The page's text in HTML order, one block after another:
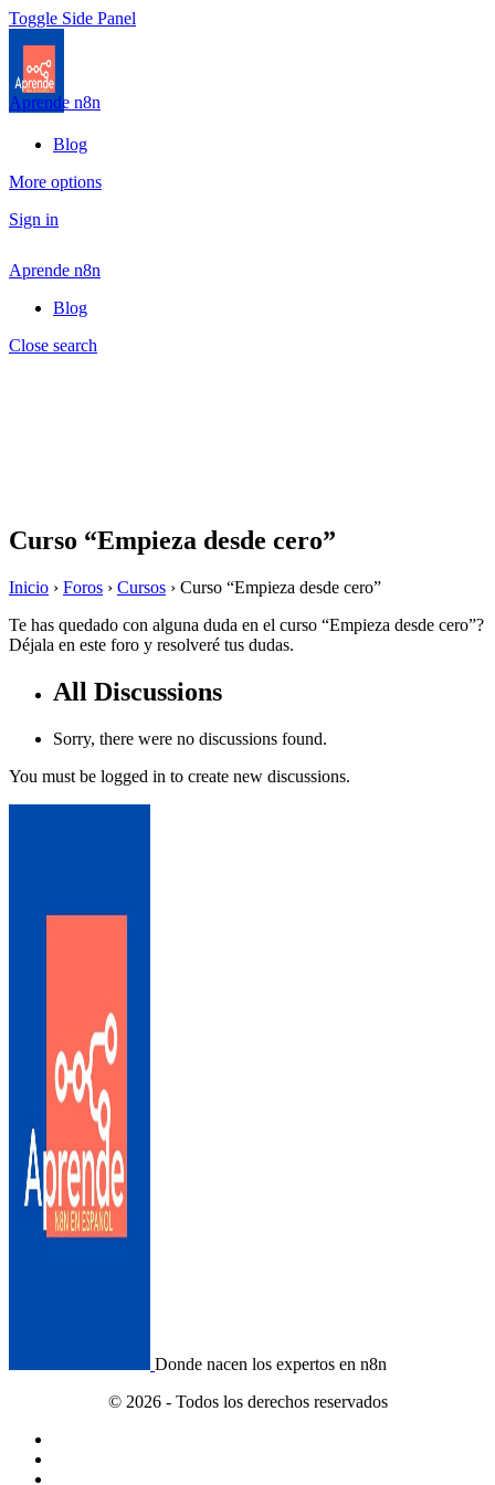
Toggle Side Panel
Blog
More options
Sign in
Aprende n8n
Aprende n8n
Blog
Close search
Curso “Empieza desde cero”
Inicio › Foros › Cursos › Curso “Empieza desde cero”
Te has quedado con alguna duda en el curso “Empieza desde cero”?
Déjala en este foro y resolveré tus dudas.
All Discussions
Sorry, there were no discussions found.
You must be logged in to create new discussions.
Donde nacen los expertos en n8n
© 2026 - Todos los derechos reservados